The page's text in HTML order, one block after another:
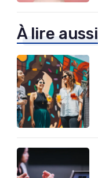
À lire aussi